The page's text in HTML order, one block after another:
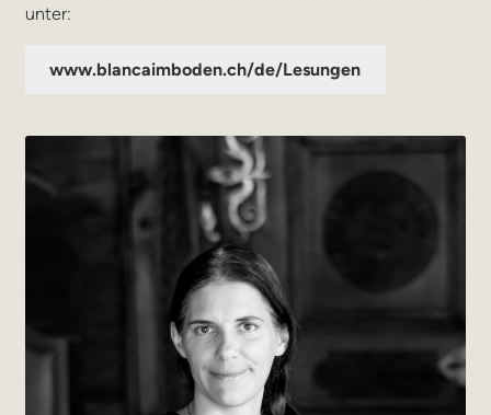
unter:
www.blancaimboden.ch/de/Lesungen